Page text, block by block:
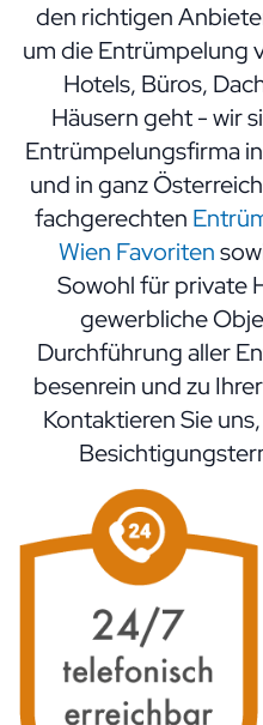
den richtigen
um die Entrümpelung
Hotels, Büros,
Häusern geht - wir
Entrümpelungsfirma
und in ganz
fachgerechten
Wien Favoriten
Sowohl für private
gewerbliche
Durchführung aller
besenrein und zu
Kontaktieren Sie